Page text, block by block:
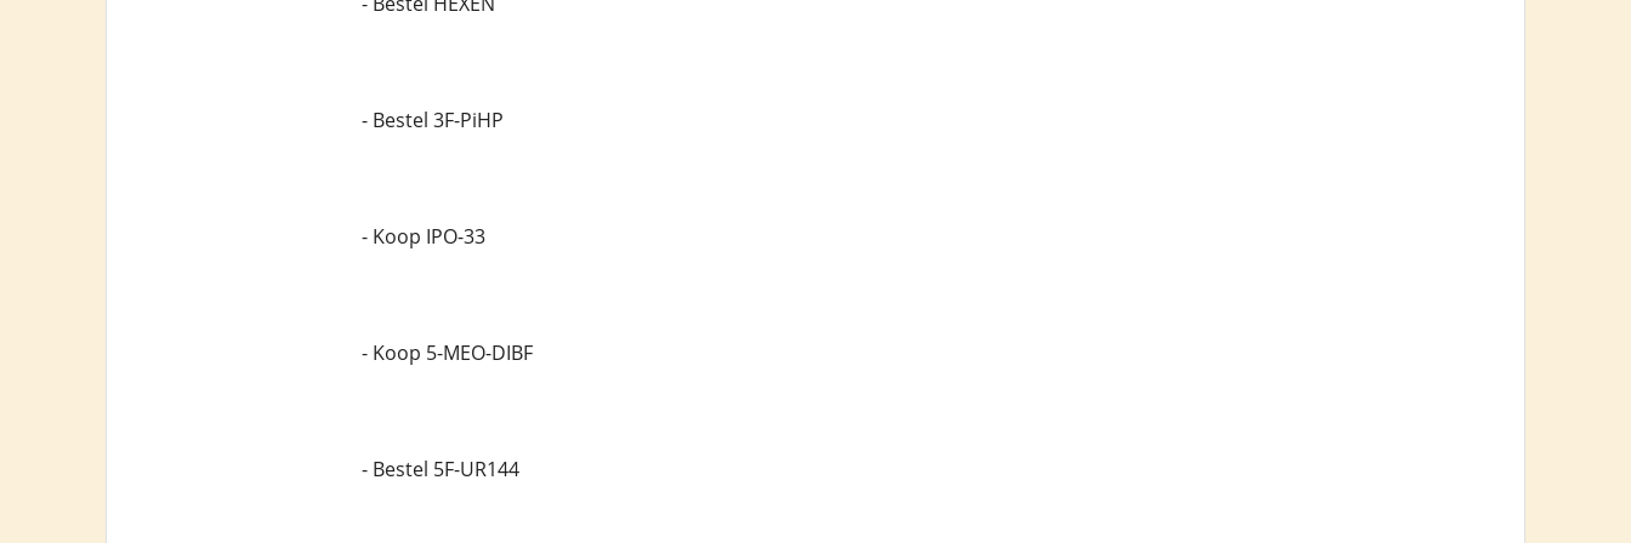
- Bestel 3F-PiHP
- Koop IPO-33
- Koop 5-MEO-DIBF
- Bestel 5F-UR144